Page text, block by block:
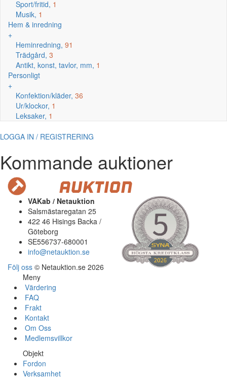
Sport/fritid, 1
Musik, 1
Hem & inredning
+
Heminredning, 91
Trädgård, 3
Antikt, konst, tavlor, mm, 1
Personligt
+
Konfektion/kläder, 36
Ur/klockor, 1
Leksaker, 1
LOGGA IN / REGISTRERING
Kommande auktioner
VAKab / Netauktion
Salsmästaregatan 25
422 46 Hisings Backa /
Göteborg
SE556737-680001
info@netauktion.se
Följ oss © Netauktion.se 2026
Meny
Värdering
FAQ
Frakt
Kontakt
Om Oss
Medlemsvillkor
Objekt
Fordon
Verksamhet